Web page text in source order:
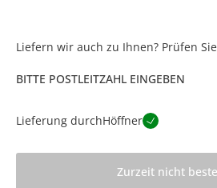
Liefern wir auch zu Ihnen? Prüfen
BITTE POSTLEITZAHL EINGEBEN
Lieferung durchHöffner
Zurzeit nicht